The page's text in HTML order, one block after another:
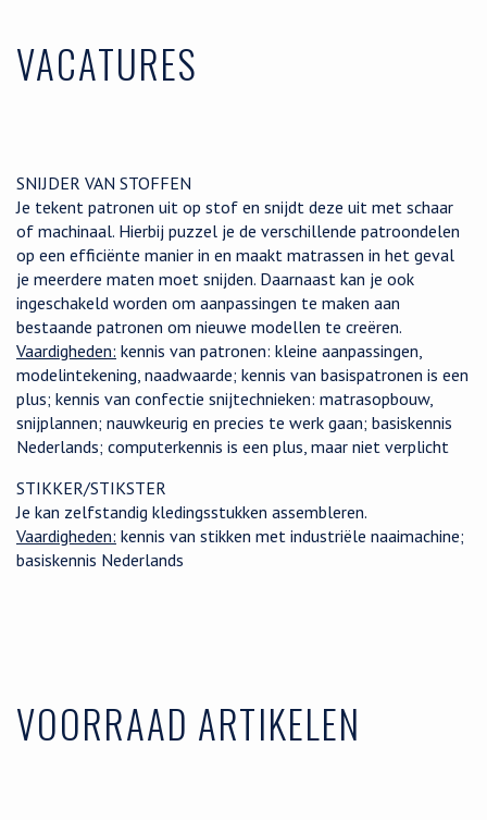
VACATURES
SNIJDER VAN STOFFEN
Je tekent patronen uit op stof en snijdt deze uit met schaar
of machinaal. Hierbij puzzel je de verschillende patroondelen
op een efficiënte manier in en maakt matrassen in het geval
je meerdere maten moet snijden. Daarnaast kan je ook
ingeschakeld worden om aanpassingen te maken aan
bestaande patronen om nieuwe modellen te creëren.
Vaardigheden: kennis van patronen: kleine aanpassingen,
modelintekening, naadwaarde; kennis van basispatronen is een
plus; kennis van confectie snijtechnieken: matrasopbouw,
snijplannen; nauwkeurig en precies te werk gaan; basiskennis
Nederlands; computerkennis is een plus, maar niet verplicht
STIKKER/STIKSTER
Je kan zelfstandig kledingsstukken assembleren.
Vaardigheden: kennis van stikken met industriële naaimachine;
basiskennis Nederlands
VOORRAAD ARTIKELEN